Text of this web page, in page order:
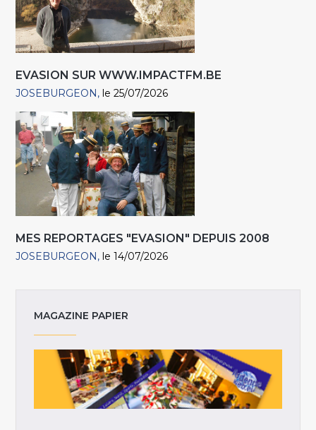
EVASION SUR WWW.IMPACTFM.BE
JOSEBURGEON le 25/07/2026
MES REPORTAGES "EVASION" DEPUIS 2008
JOSEBURGEON le 14/07/2026
MAGAZINE PAPIER